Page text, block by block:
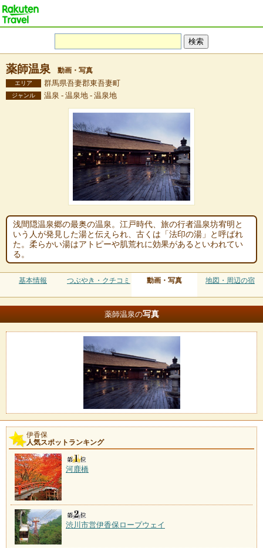
薬師温泉 動画・写真
エリア 群馬県吾妻郡東吾妻町
ジャンル 温泉 - 温泉地 - 温泉地
浅間隠温泉郷の最奥の温泉。江戸時代、旅の行者温泉坊宥明と
いう人が発見した湯と伝えられ、古くは「法印の湯」と呼ばれ
た。柔らかい湯はアトピーや肌荒れに効果があるといわれてい
る。
基本情報 つぶやき・クチコミ 動画・写真 地図・周辺の宿
薬師温泉の写真
伊香保
人気スポットランキング
河鹿橋
渋川市営伊香保ロープウェイ